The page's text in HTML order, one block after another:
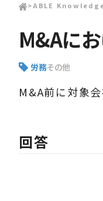
>ABLE
M&Aに
労務その他
M&A前に対象
回答